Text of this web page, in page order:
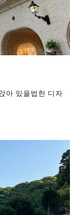
아 있을법한 디자